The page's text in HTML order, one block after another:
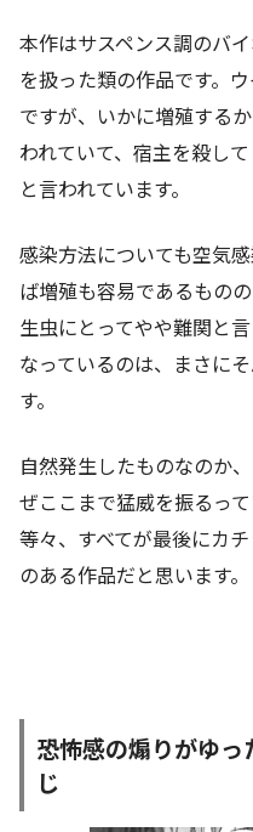
本作はサスペンス調のバ
を扱った類の作品です。
ですが、いかに増殖する
われていて、宿主を殺し
と言われています。
感染方法についても空気
ば増殖も容易であるもの
生虫にとってやや難関と
なっているのは、まさに
す。
自然発生したものなのか
ぜここまで猛威を振るっ
等々、すべてが最後にカ
のある作品だと思います。
恐怖感の煽りがゆ
じ